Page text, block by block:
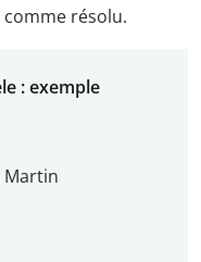
résolu.
: exemple